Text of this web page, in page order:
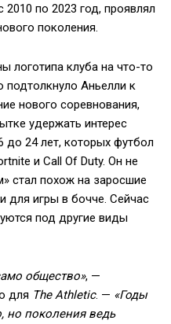
2010 по 2023 год, проявлял
поколения.
логотипа клуба на что-то
подтолкнуло Аньелли к
нового соревнования,
удержать интерес
до 24 лет, которых футбол
и Call Of Duty. Он не
стал похож на заросшие
для игры в бочче. Сейчас
под другие виды
общество», —
для The Athletic. — «Годы
но поколения ведь